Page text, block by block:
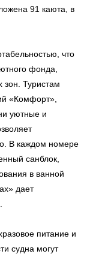
91 каюта, в
что
фонда,
зон. Туристам
«Комфорт»,
уютные и
В каждом номере
санблок,
в ванной
дает
питание и
судна могут